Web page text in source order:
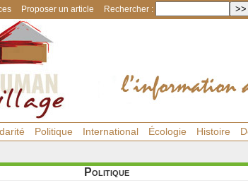
Proposer un article Rechercher :
Politique International Écologie Histoire
Politique